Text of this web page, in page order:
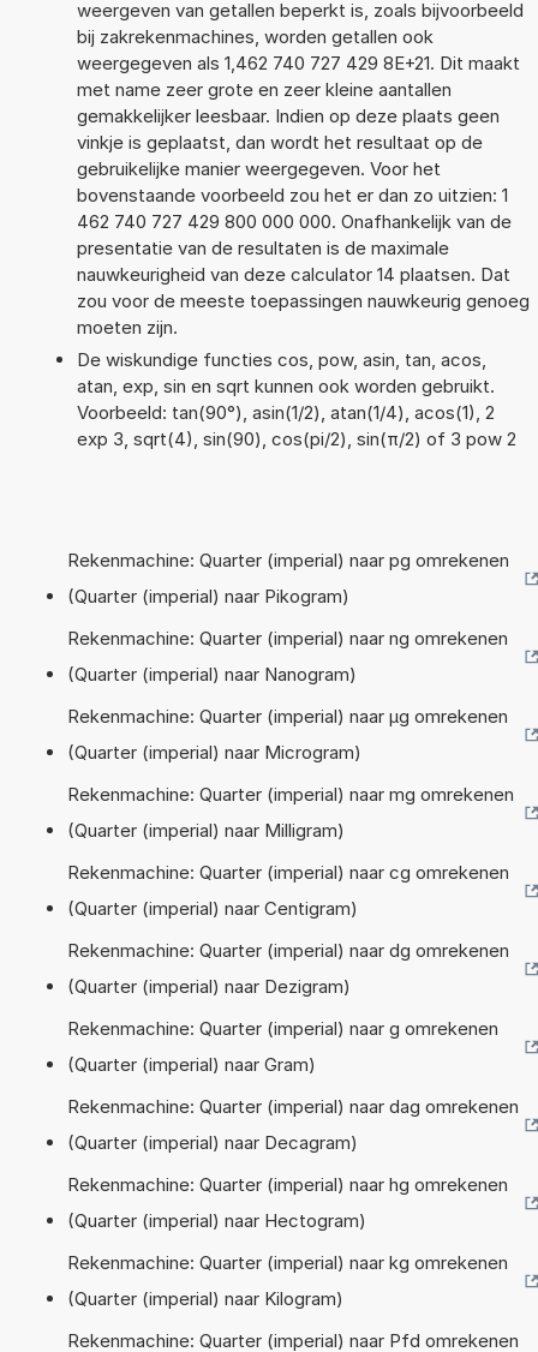
weergeven van getallen beperkt is, zoals bijvoorbeeld
bij zakrekenmachines, worden getallen ook
weergegeven als 1,462 740 727 429 8E+21. Dit maakt
met name zeer grote en zeer kleine aantallen
gemakkelijker leesbaar. Indien op deze plaats geen
vinkje is geplaatst, dan wordt het resultaat op de
gebruikelijke manier weergegeven. Voor het
bovenstaande voorbeeld zou het er dan zo uitzien: 1
462 740 727 429 800 000 000. Onafhankelijk van de
presentatie van de resultaten is de maximale
nauwkeurigheid van deze calculator 14 plaatsen. Dat
zou voor de meeste toepassingen nauwkeurig genoeg
moeten zijn.
De wiskundige functies cos, pow, asin, tan, acos,
atan, exp, sin en sqrt kunnen ook worden gebruikt.
Voorbeeld: tan(90°), asin(1/2), atan(1/4), acos(1), 2
exp 3, sqrt(4), sin(90), cos(pi/2), sin(π/2) of 3 pow 2
Rekenmachine: Quarter (imperial) naar pg omrekenen
(Quarter (imperial) naar Pikogram)
Rekenmachine: Quarter (imperial) naar ng omrekenen
(Quarter (imperial) naar Nanogram)
Rekenmachine: Quarter (imperial) naar µg omrekenen
(Quarter (imperial) naar Microgram)
Rekenmachine: Quarter (imperial) naar mg omrekenen
(Quarter (imperial) naar Milligram)
Rekenmachine: Quarter (imperial) naar cg omrekenen
(Quarter (imperial) naar Centigram)
Rekenmachine: Quarter (imperial) naar dg omrekenen
(Quarter (imperial) naar Dezigram)
Rekenmachine: Quarter (imperial) naar g omrekenen
(Quarter (imperial) naar Gram)
Rekenmachine: Quarter (imperial) naar dag omrekenen
(Quarter (imperial) naar Decagram)
Rekenmachine: Quarter (imperial) naar hg omrekenen
(Quarter (imperial) naar Hectogram)
Rekenmachine: Quarter (imperial) naar kg omrekenen
(Quarter (imperial) naar Kilogram)
Rekenmachine: Quarter (imperial) naar Pfd omrekenen